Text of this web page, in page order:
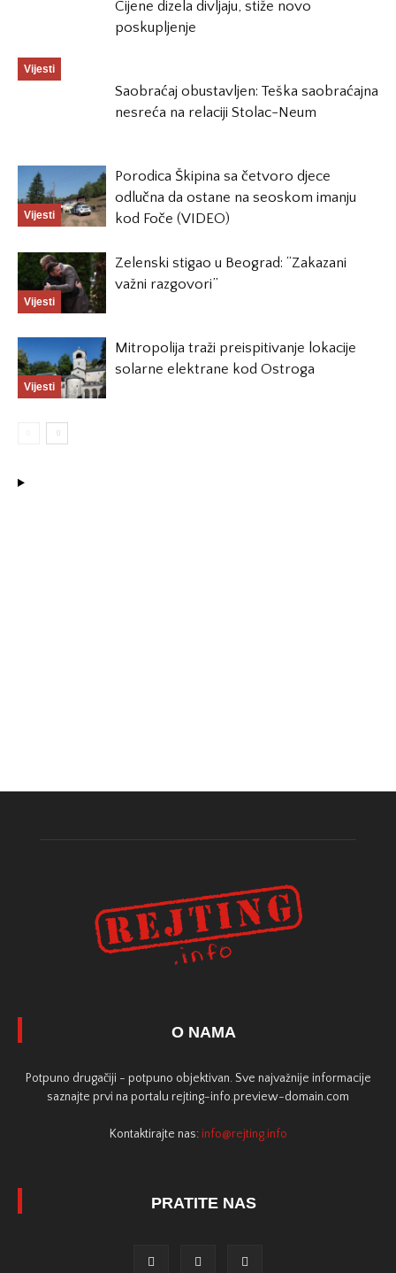
Cijene dizela divljaju, stiže novo
poskupljenje
Vijesti
Saobraćaj obustavljen: Teška saobraćajna
nesreća na relaciji Stolac-Neum
Vijesti
Porodica Škipina sa četvoro djece
odlučna da ostane na seoskom imanju
kod Foče (VIDEO)
Vijesti
Zelenski stigao u Beograd: “Zakazani
važni razgovori”
Vijesti
Mitropolija traži preispitivanje lokacije
solarne elektrane kod Ostroga
O NAMA
Potpuno drugačiji - potpuno objektivan. Sve najvažnije informacije
saznajte prvi na portalu rejting-info.preview-domain.com
Kontaktirajte nas: info@rejting.info
PRATITE NAS